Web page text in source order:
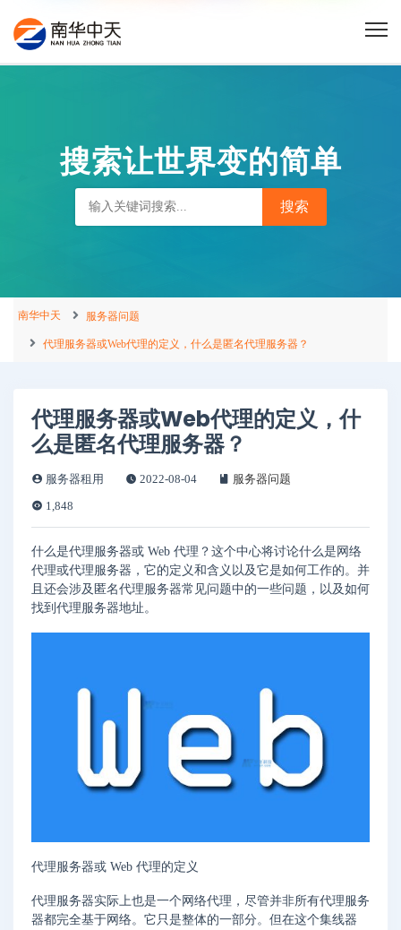
搜索让世界变的简单
南华中天 服务器问题
代理服务器或Web代理的定义，什么是匿名代理服务器？
代理服务器或Web代理的定义，什
么是匿名代理服务器？
服务器租用 2022-08-04
服务器问题
1,848
什么是代理服务器或 Web 代理？这个中心将讨论什么是网络
代理或代理服务器，它的定义和含义以及它是如何工作的。并
且还会涉及匿名代理服务器常见问题中的一些问题，以及如何
找到代理服务器地址。
代理服务器或 Web 代理的定义
代理服务器实际上也是一个网络代理，尽管并非所有代理服务
器都完全基于网络。它只是整体的一部分。但在这个集线器